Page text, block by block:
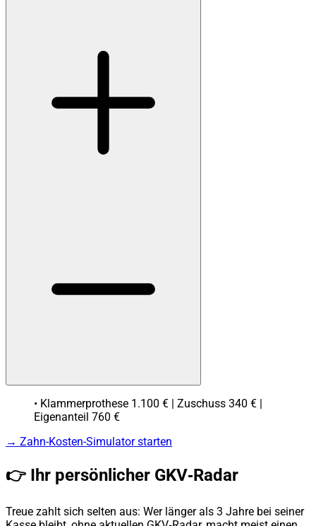
• Klammerprothese 1.100 € | Zuschuss 340 € |
Eigenanteil 760 €
→ Zahn-Kosten-Simulator starten
👉 Ihr persönlicher GKV‑Radar
Treue zahlt sich selten aus: Wer länger als 3 Jahre bei seiner